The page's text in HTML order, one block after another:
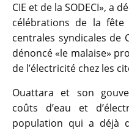
CIE et de la SODECI», a
célébrations de la
centrales syndicales de
dénoncé «le malaise»
de l’électricité chez les
Ouattara et son
coûts d’eau et
population qui a déjà